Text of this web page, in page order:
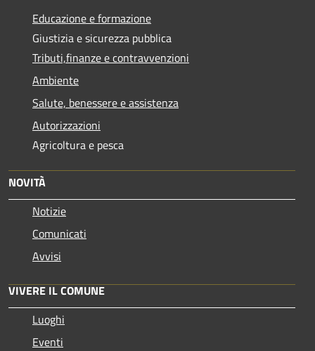
Educazione e formazione
Giustizia e sicurezza pubblica
Tributi,finanze e contravvenzioni
Ambiente
Salute, benessere e assistenza
Autorizzazioni
Agricoltura e pesca
NOVITÀ
Notizie
Comunicati
Avvisi
VIVERE IL COMUNE
Luoghi
Eventi